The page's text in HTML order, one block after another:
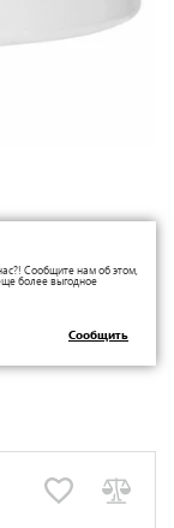
Сообщите нам об этом,
более выгодное
Сообщить